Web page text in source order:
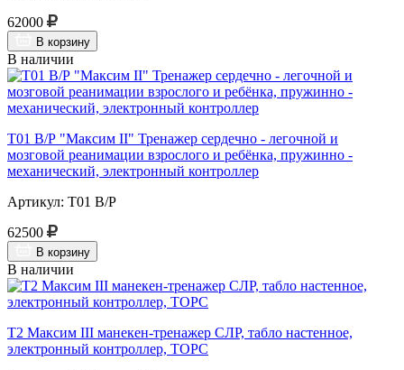
62000
В корзину
В наличии
Т01 В/Р "Максим II" Тренажер сердечно - легочной и
мозговой реанимации взрослого и ребёнка, пружинно -
механический, электронный контроллер
Артикул: Т01 В/Р
62500
В корзину
В наличии
Т2 Максим III манекен-тренажер СЛР, табло настенное,
электронный контроллер, ТОРС